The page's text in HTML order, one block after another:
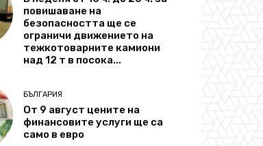
повишаване на
безопасността ще се
ограничи движението на
тежкотоварните камиони
над 12 т в посока...
БЪЛГАРИЯ
От 9 август цените на
финансовите услуги ще са
само в евро